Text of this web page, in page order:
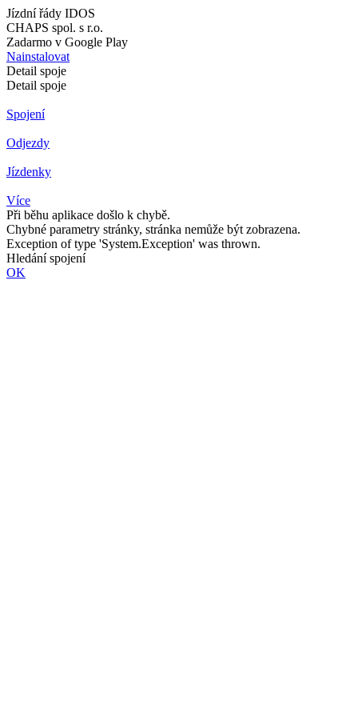
Jízdní řády IDOS
CHAPS spol. s r.o.
Zadarmo v Google Play
Nainstalovat
Detail spoje
Detail spoje
Spojení
Odjezdy
Jízdenky
Více
Při běhu aplikace došlo k chybě.
Chybné parametry stránky, stránka nemůže být zobrazena.
Exception of type 'System.Exception' was thrown.
Hledání spojení
OK